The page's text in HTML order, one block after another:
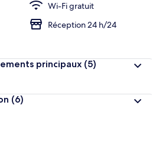
Wi-Fi gratuit
Réception 24 h/24
principaux (5)
(6)